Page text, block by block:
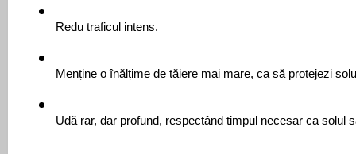
Redu traficul intens.
Menține o înălțime de tăiere mai mare, ca să protejezi
Udă rar, dar profund, respectând timpul necesar ca solul